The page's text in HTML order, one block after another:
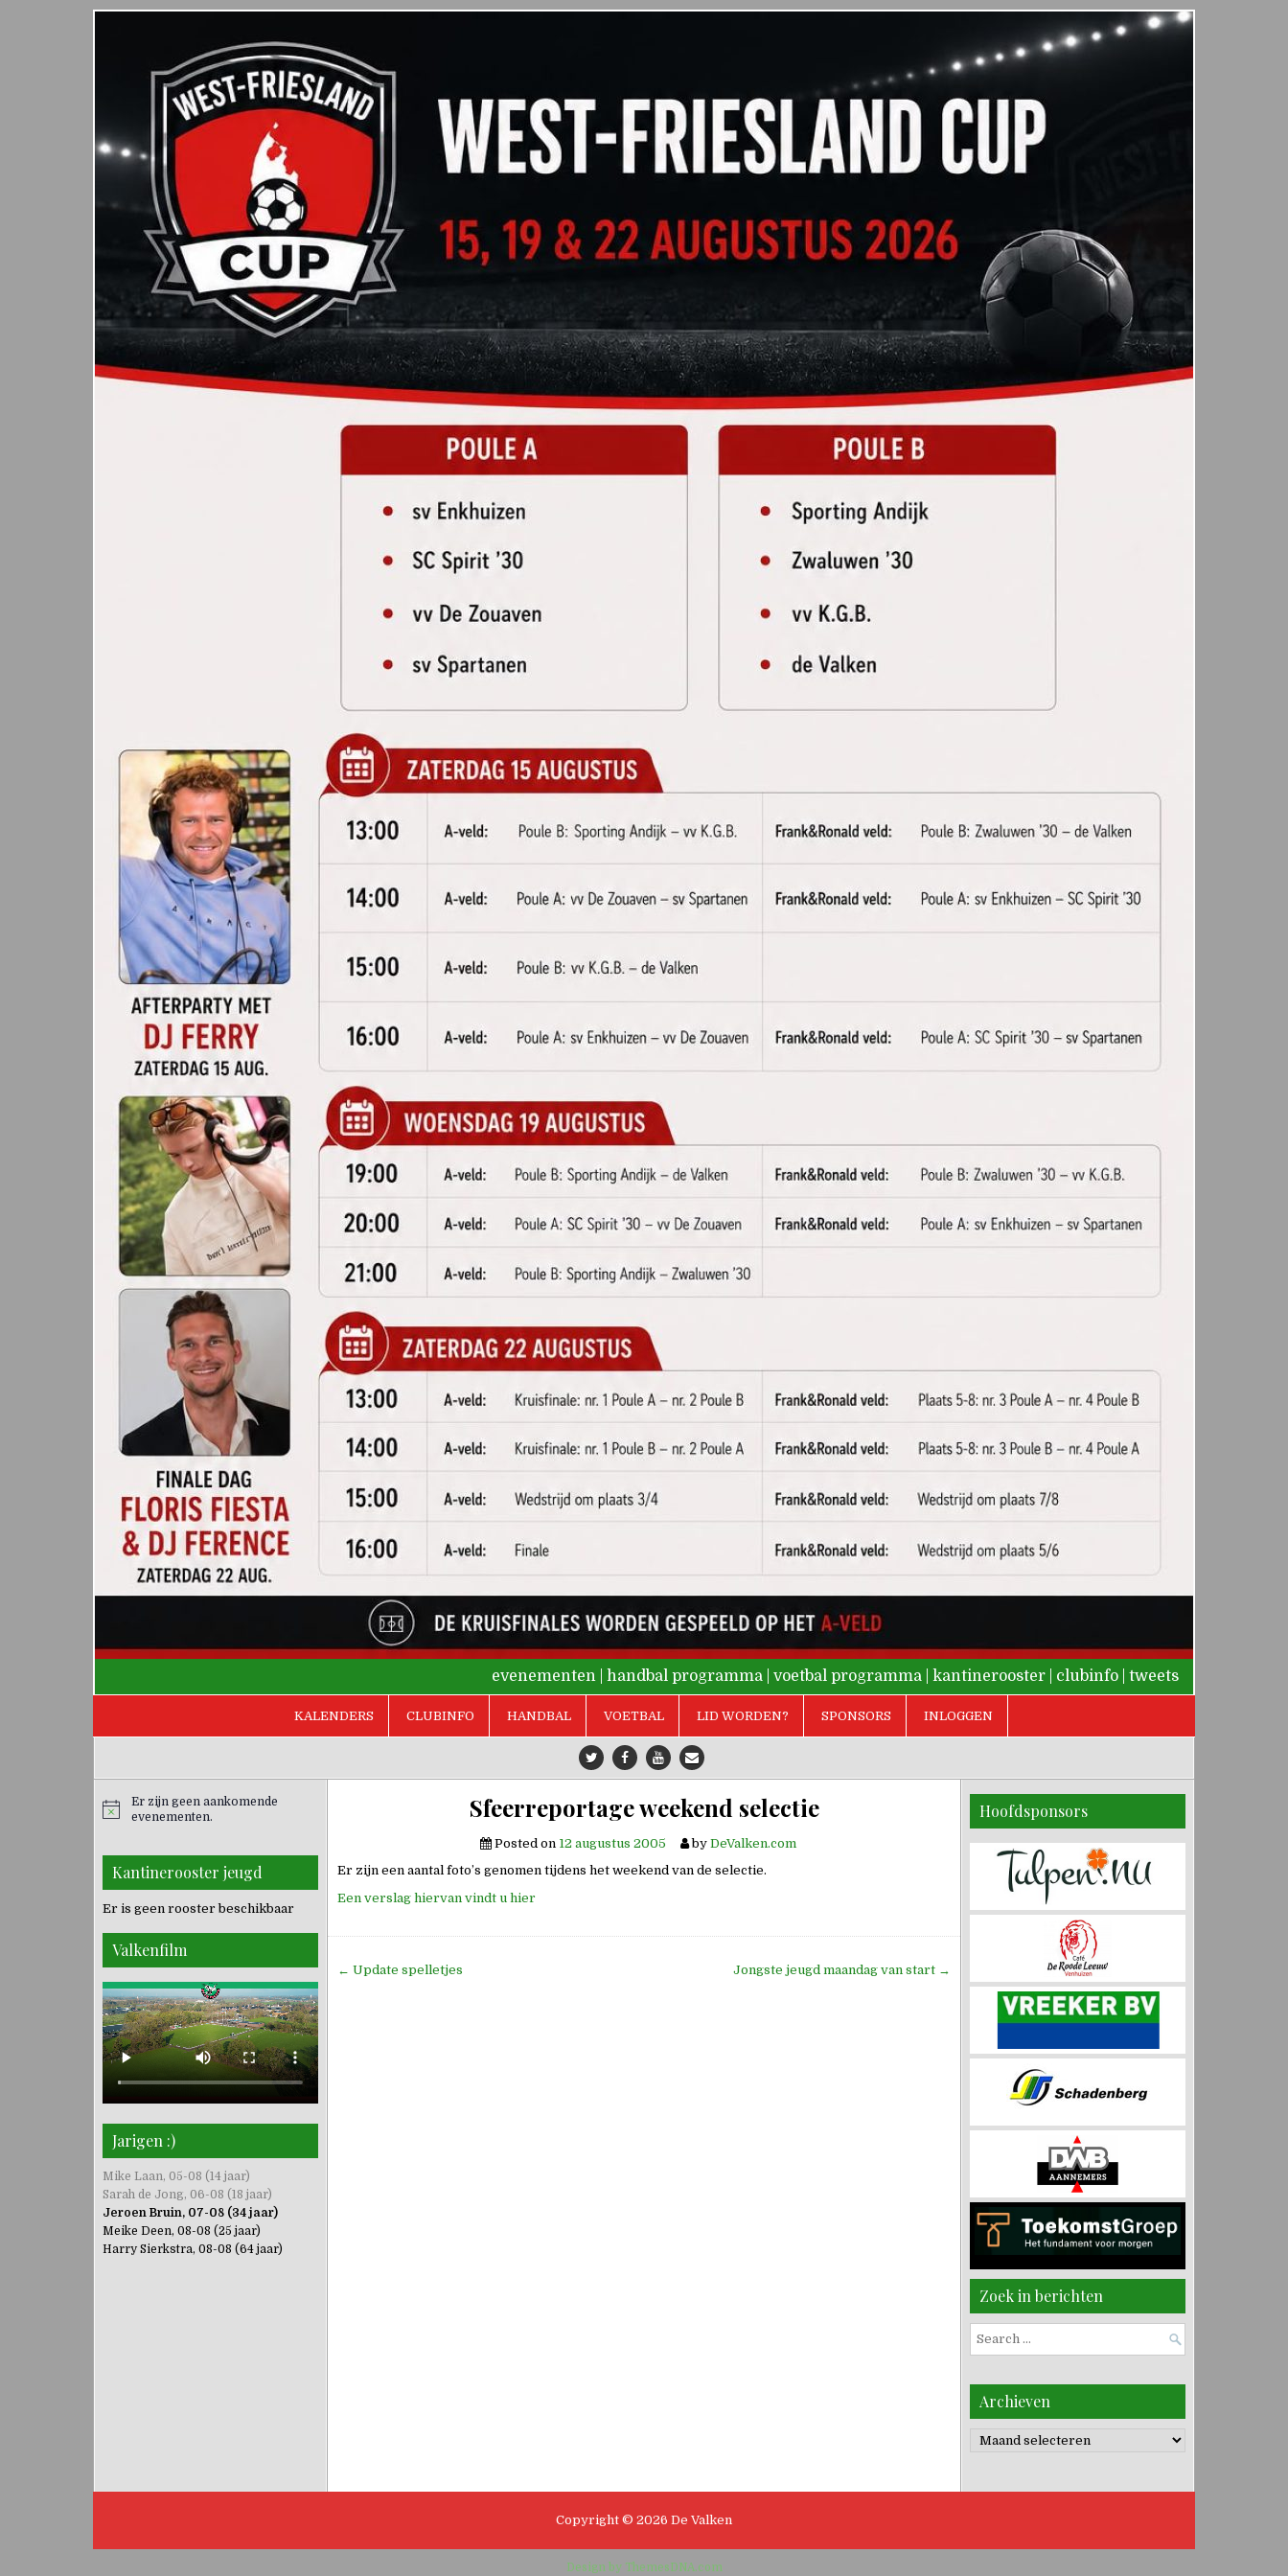
evenementen handbal programma voetbal programma kantinerooster clubinfo tweets
KALENDERS CLUBINFO HANDBAL VOETBAL LID WORDEN? SPONSORS INLOGGEN
Sfeerreportage weekend selectie
Posted on 12 augustus 2005 by DeValken.com
Er zijn een aantal foto’s genomen tijdens het weekend van de selectie.
Een verslag hiervan vindt u hier
Bericht
← Update spelletjes Jongste jeugd maandag van start →
Er zijn geen aankomende
evenementen.
Kantinerooster jeugd
Er is geen rooster beschikbaar
Valkenfilm
Jarigen :)
Mike Laan, 05-08 (14 jaar)
Sarah de Jong, 06-08 (18 jaar)
Jeroen Bruin, 07-08 (34 jaar)
Meike Deen, 08-08 (25 jaar)
Harry Sierkstra, 08-08 (64 jaar)
Hoofdsponsors
Zoek in berichten
Search
for:
Archieven
Archieven
Copyright © 2026 De Valken
Design by ThemesDNA.com